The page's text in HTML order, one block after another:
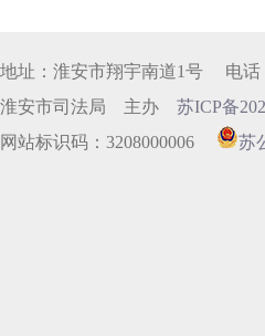
地址：淮安市翔宇南道1号 电话
淮安市司法局 主办 苏ICP备
网站标识码：3208000006
苏